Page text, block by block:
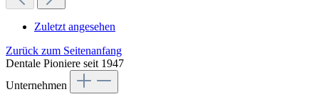
Zuletzt angesehen
Zurück zum Seitenanfang
Dentale Pioniere seit 1947
Unternehmen